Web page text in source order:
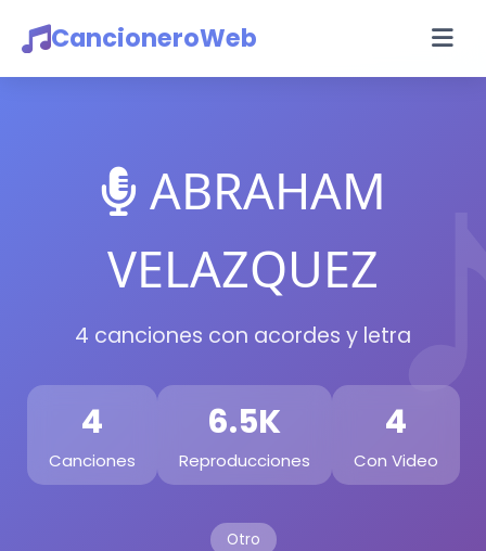
CancioneroWeb
ABRAHAM
VELAZQUEZ
4 canciones con acordes y letra
4
Canciones
6.5K
Reproducciones
4
Con Video
Otro